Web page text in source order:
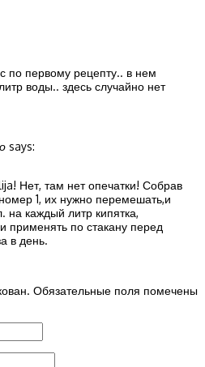
по первому рецепту.. в нем
воды.. здесь случайно нет
says:
Нет, там нет опечатки! Собрав
1, их нужно перемешать,и
на каждый литр кипятка,
применять по стакану перед
в день.
Обязательные поля помечены